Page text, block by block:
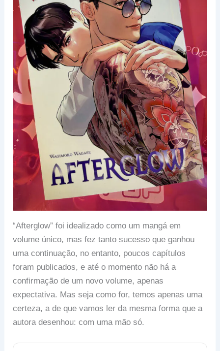
“Afterglow” foi idealizado como um mangá em
volume único, mas fez tanto sucesso que ganhou
uma continuação, no entanto, poucos capítulos
foram publicados, e até o momento não há a
confirmação de um novo volume, apenas
expectativa. Mas seja como for, temos apenas uma
certeza, a de que vamos ler da mesma forma que a
autora desenhou: com uma mão só.